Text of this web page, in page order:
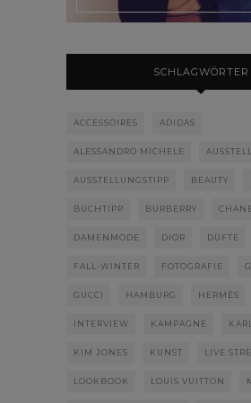
SCHLAGWÖRTER
ACCESSOIRES ADIDAS
ALESSANDRO MICHELE
AUSSTELLUNGSTIPP BEAUTY
BUCHTIPP BURBERRY
DAMENMODE DIOR DÜFTE
FALL-WINTER FOTOGRAFIE
GUCCI HAMBURG HERMÈS
INTERVIEW KAMPAGNE
KIM JONES KUNST LIVE
LOOKBOOK LOUIS VUITTON